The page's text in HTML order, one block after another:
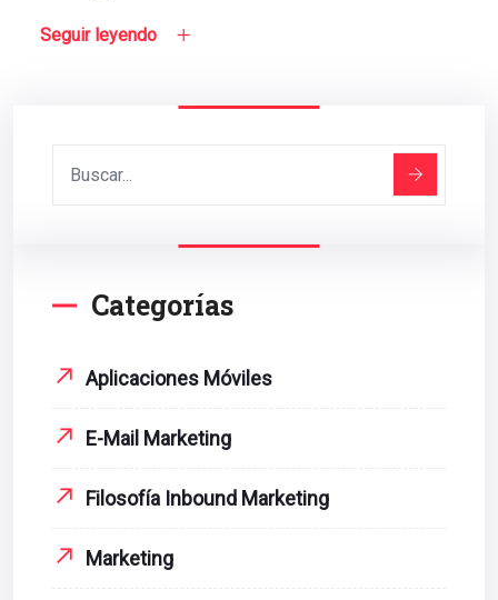
Seguir leyendo
Categorías
Aplicaciones Móviles
E-Mail Marketing
Filosofía Inbound Marketing
Marketing